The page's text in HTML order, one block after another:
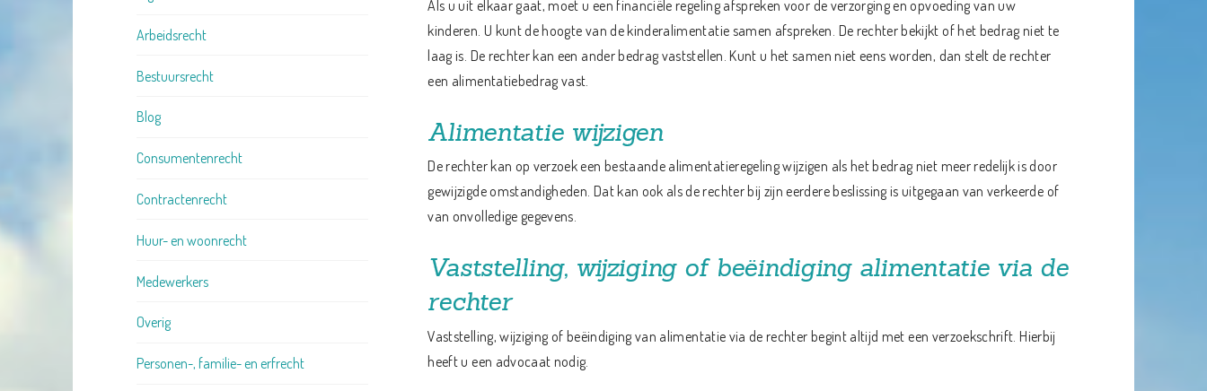
Als u uit elkaar gaat, moet u een financiële regeling afspreken voor de verzorging en opvoeding van uw
kinderen. U kunt de hoogte van de kinderalimentatie samen afspreken. De rechter bekijkt of het bedrag niet te
laag is. De rechter kan een ander bedrag vaststellen. Kunt u het samen niet eens worden, dan stelt de rechter
een alimentatiebedrag vast.
Alimentatie wijzigen
De rechter kan op verzoek een bestaande alimentatieregeling wijzigen als het bedrag niet meer redelijk is door
gewijzigde omstandigheden. Dat kan ook als de rechter bij zijn eerdere beslissing is uitgegaan van verkeerde of
van onvolledige gegevens.
Vaststelling, wijziging of beëindiging alimentatie via de
rechter
Vaststelling, wijziging of beëindiging van alimentatie via de rechter begint altijd met een verzoekschrift. Hierbij
heeft u een advocaat nodig.
Arbeidsrecht
Bestuursrecht
Blog
Consumentenrecht
Contractenrecht
Huur- en woonrecht
Medewerkers
Overig
Personen-, familie- en erfrecht